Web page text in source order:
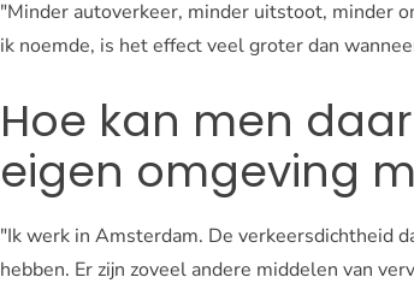
"Minder autoverkeer, minder uitstoot, minder
ik noemde, is het effect veel groter dan
Hoe kan men
eigen omgeving
"Ik werk in Amsterdam. De verkeersdichtheid
hebben. Er zijn zoveel andere middelen van